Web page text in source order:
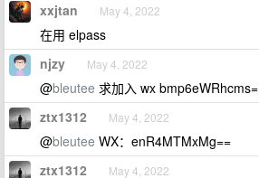
xxjtan May 4, 2022
在用 elpass
njzy May 4, 2022
@bleutee 求加入 wx bmp6eWRhcms=
ztx1312 May 4, 2022
@bleutee WX：enR4MTMxMg==
ztx1312 May 4, 2022